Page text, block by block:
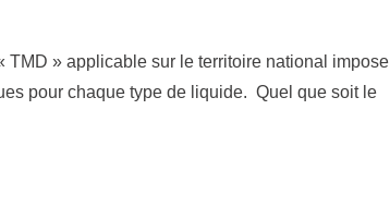
TMD » applicable sur le territoire national impose
pour chaque type de liquide. Quel que soit le